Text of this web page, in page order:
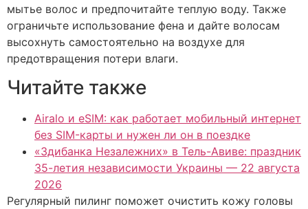
мытье волос и предпочитайте теплую воду. Также
ограничьте использование фена и дайте волосам
высохнуть самостоятельно на воздухе для
предотвращения потери влаги.
Читайте также
Airalo и eSIM: как работает мобильный интернет
без SIM-карты и нужен ли он в поездке
«Здибанка Незалежних» в Тель-Авиве: праздник
35-летия независимости Украины — 22 августа
2026
Регулярный пилинг поможет очистить кожу головы